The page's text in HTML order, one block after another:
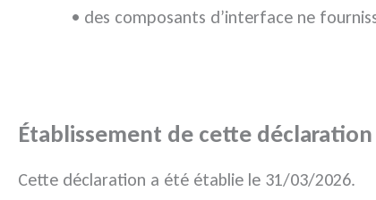
• des composants d’interface ne
Établissement de cette déclaration
Cette déclaration a été établie le 31/03/2026.